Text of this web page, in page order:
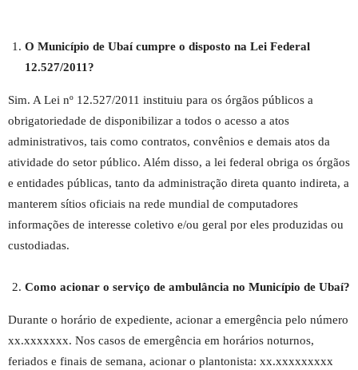
O Município de Ubaí cumpre o disposto na Lei Federal
12.527/2011?
Sim. A Lei nº 12.527/2011 instituiu para os órgãos públicos a
obrigatoriedade de disponibilizar a todos o acesso a atos
administrativos, tais como contratos, convênios e demais atos da
atividade do setor público. Além disso, a lei federal obriga os órgãos
e entidades públicas, tanto da administração direta quanto indireta, a
manterem sítios oficiais na rede mundial de computadores
informações de interesse coletivo e/ou geral por eles produzidas ou
custodiadas.
Como acionar o serviço de ambulância no Município de Ubaí?
Durante o horário de expediente, acionar a emergência pelo número
xx.xxxxxxx. Nos casos de emergência em horários noturnos,
feriados e finais de semana, acionar o plantonista: xx.xxxxxxxxx